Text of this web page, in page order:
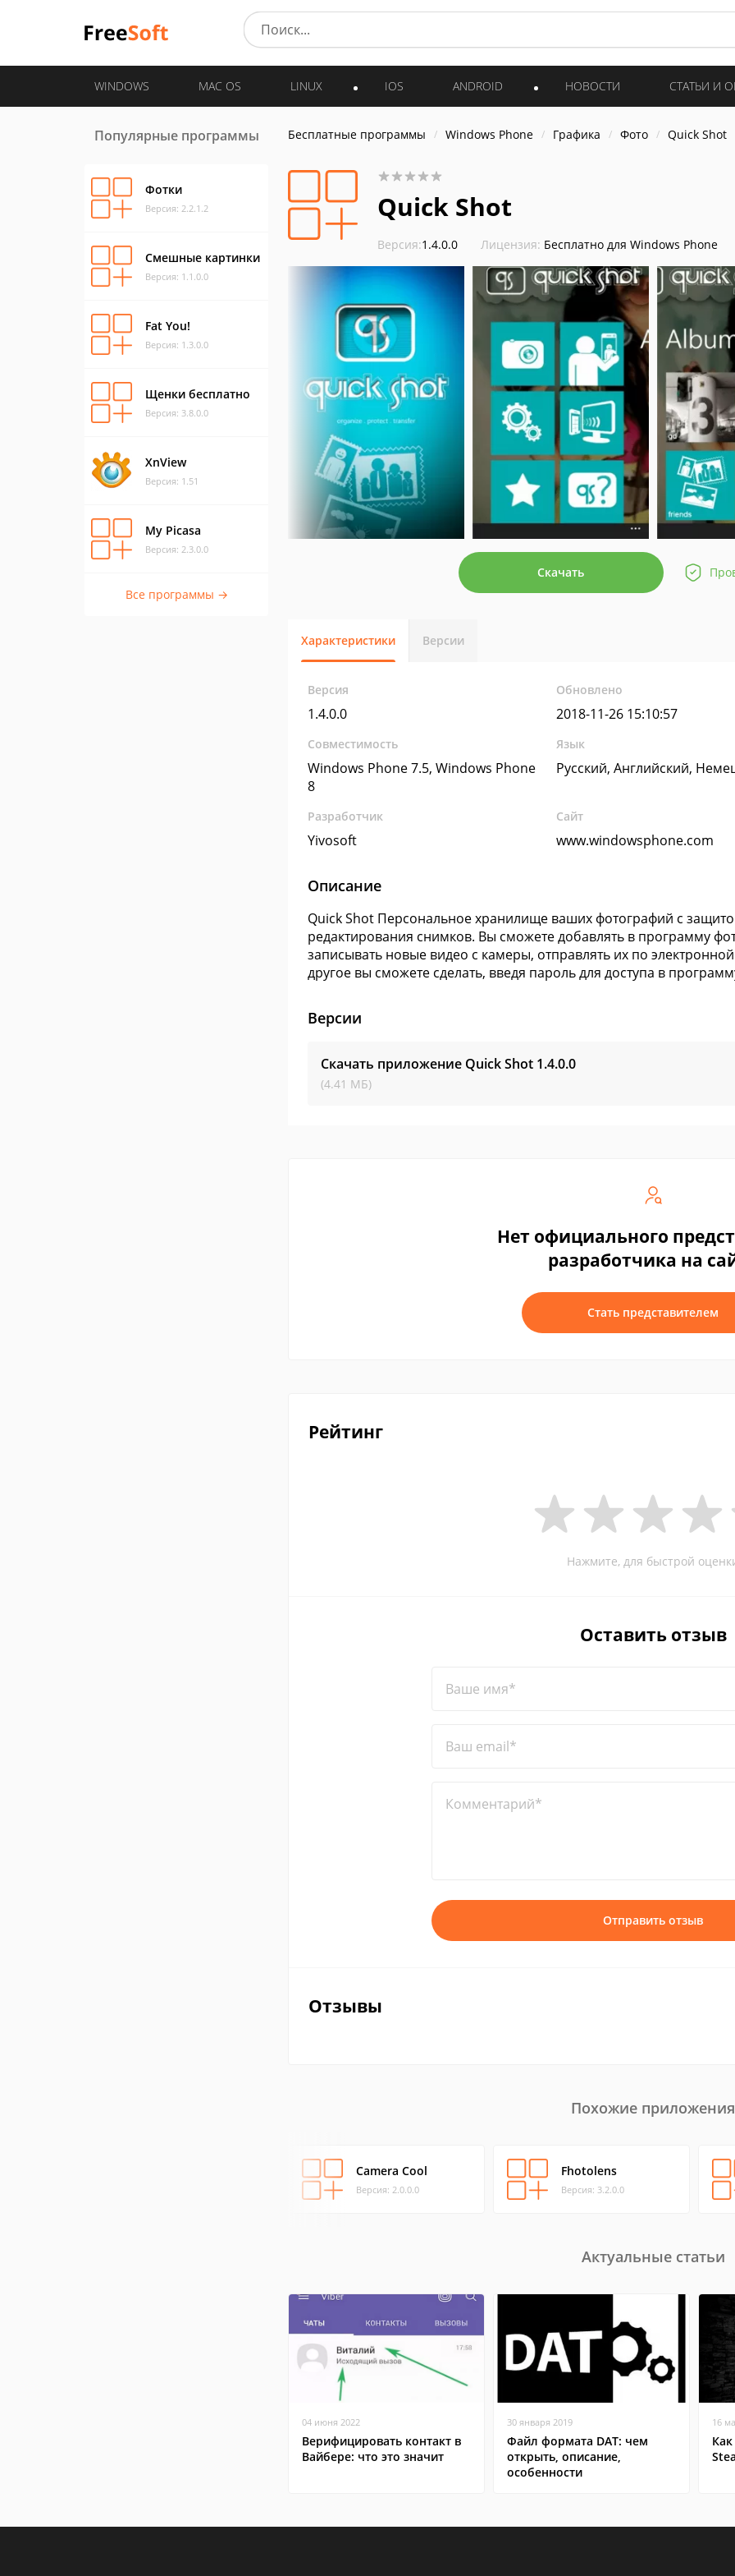
WINDOWS MAC OS LINUX IOS ANDROID НОВОСТИ СТАТЬИ И
Популярные программы
Фотки
Версия: 2.2.1.2
Смешные картинки
Версия: 1.1.0.0
Fat You!
Версия: 1.3.0.0
Щенки бесплатно
Версия: 3.8.0.0
XnView
Версия: 1.51
My Picasa
Версия: 2.3.0.0
Все программы →
Бесплатные программы Windows Phone Графика Фото Quick Shot
Quick Shot
Версия:1.4.0.0 Лицензия: Бесплатно для Windows Phone
Скачать
Характеристики Версии
Версия
1.4.0.0
Обновлено
2018-11-26 15:10:57
Совместимость
Windows Phone 7.5, Windows Phone
8
Язык
Русский, Английский,
Разработчик
Yivosoft
Сайт
www.windowsphone.com
Описание
Quick Shot Персональное хранилище ваших фотографий с
редактирования снимков. Вы сможете добавлять в программу
записывать новые видео с камеры, отправлять их по
другое вы сможете сделать, введя пароль для доступа в
Версии
Скачать приложение Quick Shot 1.4.0.0
(4.41 МБ)
Нет официального
разработчика на
Стать представителем
Рейтинг
Нажмите, для быстрой
Оставить отзыв
Ваше имя*
Ваш email*
Комментарий*
Отправить отзыв
Отзывы
Похожие приложения
Camera Cool
Версия: 2.0.0.0
Fhotolens
Версия: 3.2.0.0
Актуальные статьи
04 июня 2022
Верифицировать контакт в
Вайбере: что это значит
30 января 2019
Файл формата DAT: чем
открыть, описание,
особенности
16